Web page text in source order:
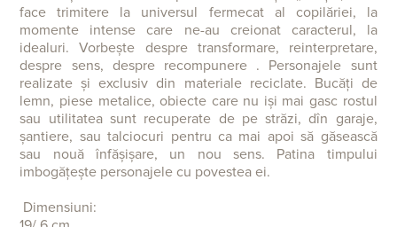
face trimitere la universul fermecat al copilăriei, la
momente intense care ne-au creionat caracterul, la
idealuri.Vorbește despre transformare, reinterpretare,
despre sens, despre recompunere . Personajele sunt
realizateșiexclusiv din materiale reciclate. Bucăți de
lemn, piese metalice, obiecte care nu iși mai gasc rostul
sau utilitatea sunt recuperate de pe străzi, dîn garaje,
șantiere, sau talciocuri pentru ca mai apoi să găsească
sau nouă înfășișare, un nou sens. Patina timpului
imbogățește personajele cu povestea ei.
Dimensiuni: